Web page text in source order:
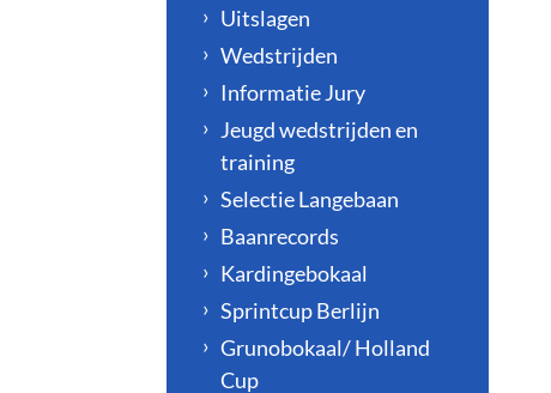
Uitslagen
Wedstrijden
Informatie Jury
Jeugd wedstrijden en
training
Selectie Langebaan
Baanrecords
Kardingebokaal
Sprintcup Berlijn
Grunobokaal/ Holland
Cup